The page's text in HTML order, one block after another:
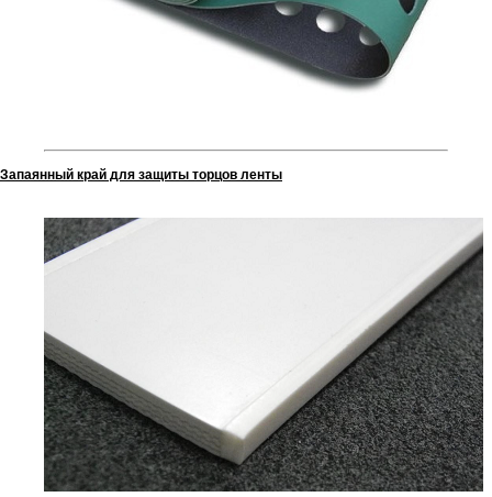
Запаянный край для защиты торцов ленты